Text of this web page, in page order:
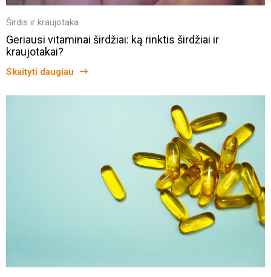
Širdis ir kraujotaka
Geriausi vitaminai širdžiai: ką rinktis širdžiai ir
kraujotakai?
Skaityti daugiau